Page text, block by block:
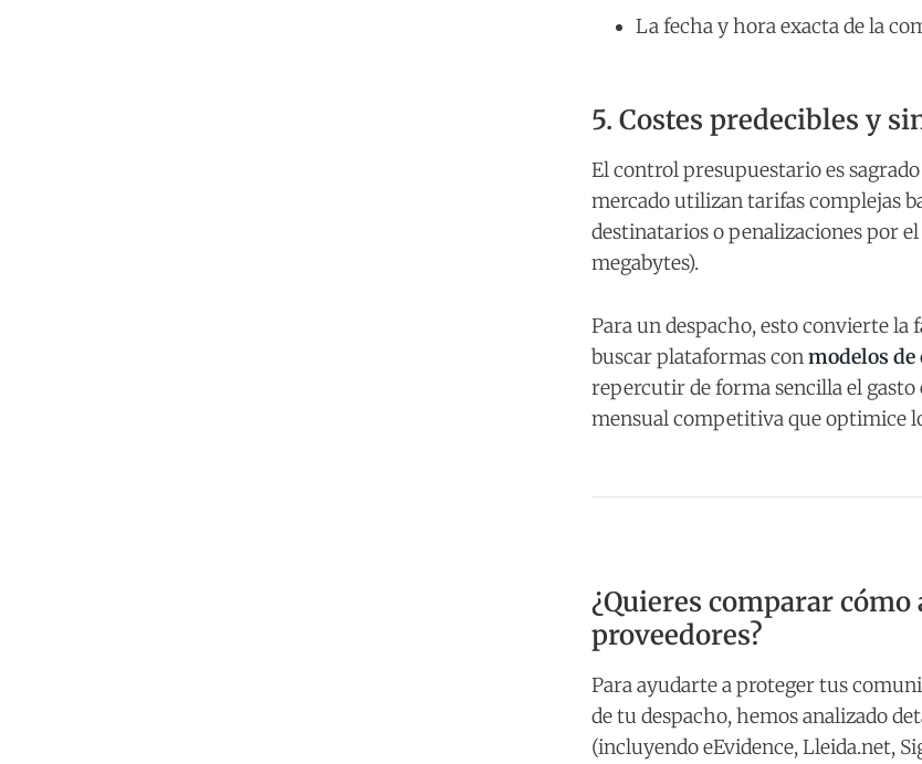
La fecha y hora exacta de la
5. Costes predecibles y
El control presupuestario es
mercado utilizan tarifas complejas
destinatarios o penalizaciones por
megabytes).
Para un despacho, esto convierte la
buscar plataformas conmodelos de
repercutir de forma sencilla el
mensual competitiva que optimice
¿Quieres comparar
proveedores?
Para ayudarte a proteger tus
de tu despacho, hemos analizado
(incluyendo eEvidence, Lleida.net,